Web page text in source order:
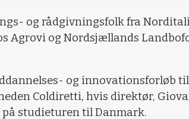
og rådgivningsfolk fra
Agrovi og Nordsjællands
og innovationsforløb
Coldiretti, hvis direktør,
på studieturen til Danmark.